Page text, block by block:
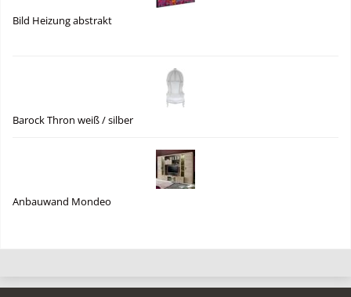
Bild Heizung abstrakt
Barock Thron weiß / silber
Anbauwand Mondeo